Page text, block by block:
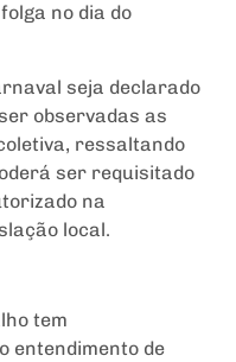
no dia do
seja declarado
observadas as
ressaltando
ser requisitado
na
local.
tem
entendimento de